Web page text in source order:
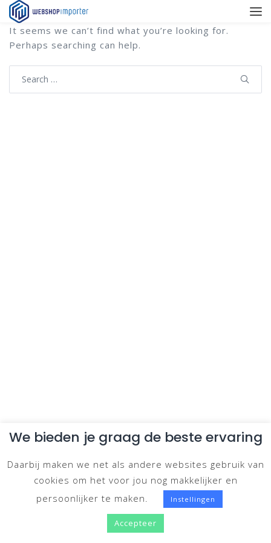
It seems we can’t find what you’re looking for.
Perhaps searching can help.
We bieden je graag de beste ervaring
Daarbij maken we net als andere websites gebruik van
cookies om het voor jou nog makkelijker en
persoonlijker te maken.
Instellingen
Accepteer